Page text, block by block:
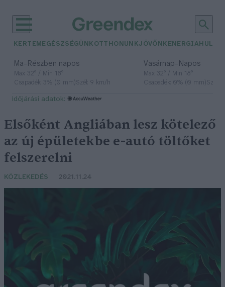
KERTEM EGÉSZSÉGÜNK OTTHONUNKJÖVŐNK ENERGIA
Ma– Részben napos
Max 32° / Min 18°
Csapadék: 3% (0 mm)Szél: 9 km/h
Vasárnap– Napos
Max 32° / Min 18°
Csapadék: 0% (0 mm)Szél:
időjárási adatok:
Elsőként Angliában lesz kötelező
az új épületekbe e-autó töltőket
felszerelni
KÖZLEKEDÉS 2021.11.24